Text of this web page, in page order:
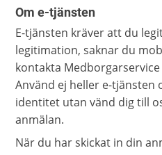
Om e-tjänsten
E-tjänsten kräver att du
legitimation, saknar du
kontakta
Använd ej heller e-tjänsten
identitet utan vänd dig till
anmälan.
När du har skickat in din